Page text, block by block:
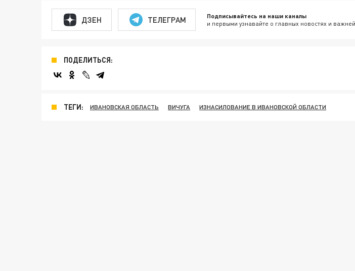
ДЗЕН ТЕЛЕГРАМ Подписывайтесь на наши каналы
и первыми узнавайте о главных новостях и
ПОДЕЛИТЬСЯ:
ТЕГИ: ИВАНОВСКАЯ ОБЛАСТЬ ВИЧУГА ИЗНАСИЛОВАНИЕ В ИВАНОВСКОЙ ОБЛАСТИ